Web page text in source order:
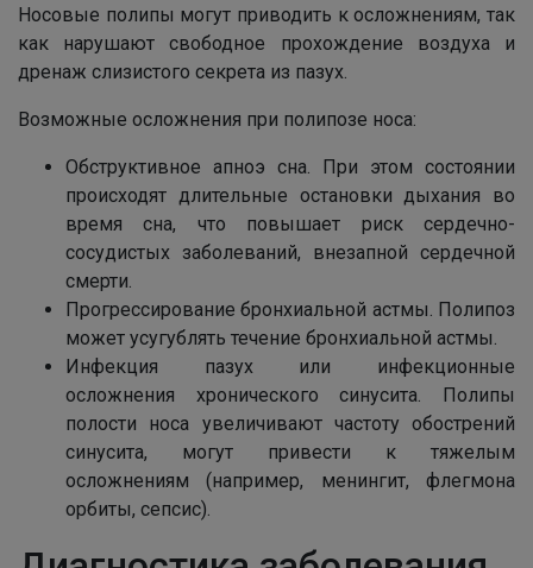
Носовые полипы могут приводить к осложнениям, так
как нарушают свободное прохождение воздуха и
дренаж слизистого секрета из пазух.
Возможные осложнения при полипозе носа:
Обструктивное апноэ сна. При этом состоянии
происходят длительные остановки дыхания во
время сна, что повышает риск сердечно-
сосудистых заболеваний, внезапной сердечной
смерти.
Прогрессирование бронхиальной астмы. Полипоз
может усугублять течение бронхиальной астмы.
Инфекция пазух или инфекционные
осложнения хронического синусита. Полипы
полости носа увеличивают частоту обострений
синусита, могут привести к тяжелым
осложнениям (например, менингит, флегмона
орбиты, сепсис).